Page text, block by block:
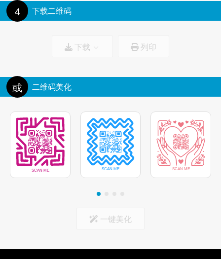
标记中心
删除图标后面的背景
4 下载二维码
下载 列印
或 二维码美化
一键美化